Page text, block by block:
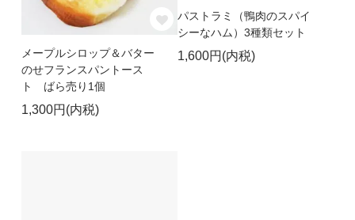
メープルシロップ＆バター
のせフランスパントース
ト ばら売り1個
1,300円(内税)
パストラミ（鴨肉のスパイ
シーなハム）3種類セット
1,600円(内税)